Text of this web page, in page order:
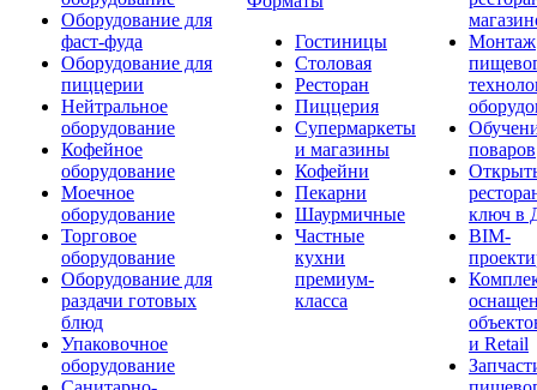
Оборудование для
фаст-фуда
Оборудование для
пиццерии
Нейтральное
оборудование
Кофейное
оборудование
Моечное
оборудование
Торговое
оборудование
Оборудование для
раздачи готовых
блюд
Упаковочное
оборудование
Гостиницы
Столовая
Ресторан
Пиццерия
Супермаркеты
и магазины
Кофейни
Пекарни
Шаурмичные
Частные
кухни
премиум-
класса
Монтаж
поваров
ключ в
BIM-
и Retail